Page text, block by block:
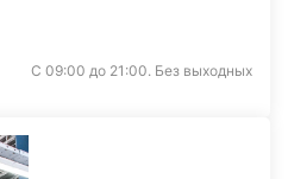
С 09:00 до 21:00. Без выходных